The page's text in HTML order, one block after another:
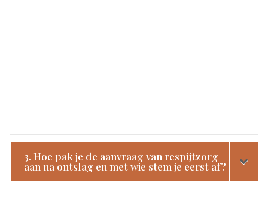
3. Hoe pak je de aanvraag van respijtzorg
aan na ontslag en met wie stem je eerst af?